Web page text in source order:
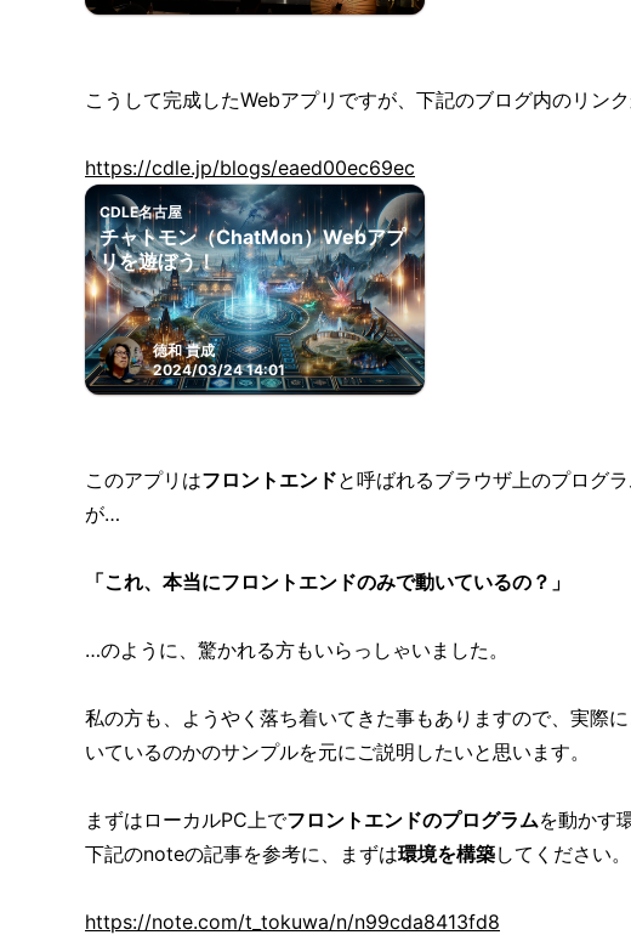
こうして完成したWebアプリですが、下記のブログ内のリンク
https://cdle.jp/blogs/eaed00ec69ec
CDLE名古屋
チャトモン（ChatMon）Webアプ
リを遊ぼう！
徳和 貴成
2024/03/24 14:01
このアプリはフロントエンドと呼ばれるブラウザ上のプログ
が…
「これ、本当にフロントエンドのみで動いているの？」
…のように、驚かれる方もいらっしゃいました。
私の方も、ようやく落ち着いてきた事もありますので、実際
いているのかのサンプルを元にご説明したいと思います。
まずはローカルPC上でフロントエンドのプログラムを動かす
下記のnoteの記事を参考に、まずは環境を構築してください。
https://note.com/t_tokuwa/n/n99cda8413fd8